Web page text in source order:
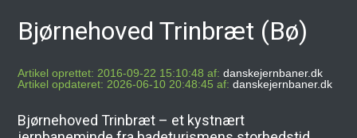
Bjørnehoved Trinbræt (Bø)
Artikel oprettet: 2016-09-22 15:10:48 af: danskejernbaner.dk
Artikel opdateret: 2026-06-10 20:48:45 af: danskejernbaner.dk
Bjørnehoved Trinbræt – et kystnært